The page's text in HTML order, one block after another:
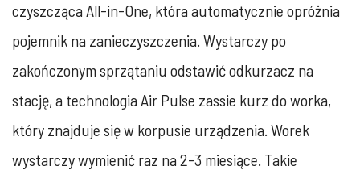
czyszcząca All-in-One, która automatycznie opróżnia
pojemnik na zanieczyszczenia. Wystarczy po
zakończonym sprzątaniu odstawić odkurzacz na
stację, a technologia Air Pulse zassie kurz do worka,
który znajduje się w korpusie urządzenia. Worek
wystarczy wymienić raz na 2-3 miesiące. Takie